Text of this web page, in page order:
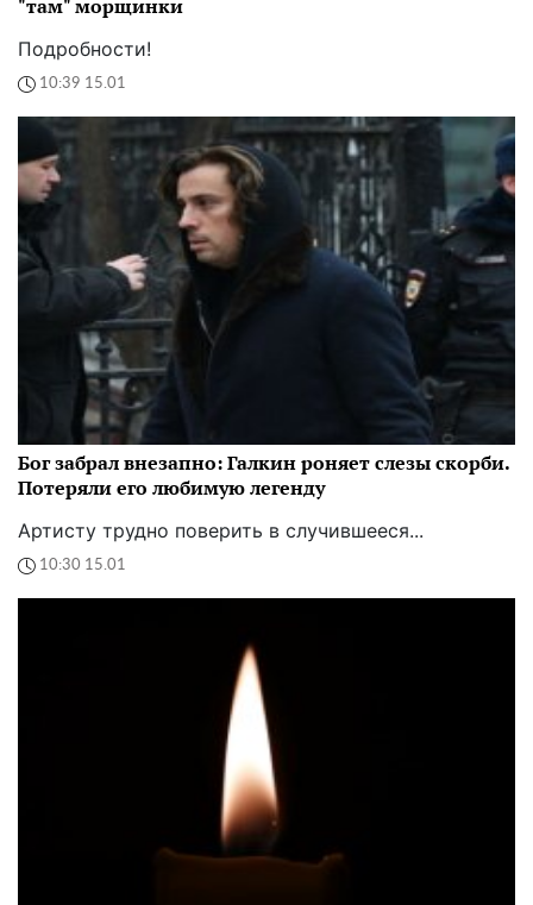
"там" морщинки
Подробности!
10:39 15.01
Бог забрал внезапно: Галкин роняет слезы скорби.
Потеряли его любимую легенду
Артисту трудно поверить в случившееся...
10:30 15.01